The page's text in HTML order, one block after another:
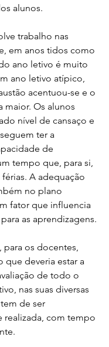
alunos.
trabalho nas
em anos tidos como
ano letivo é muito
ano letivo atípico,
acentuou-se e o
maior. Os alunos
nível de cansaço e
ter a
de
tempo que, para si,
A adequação
no plano
fator que influencia
as aprendizagens.
para os docentes,
que deveria estar a
de todo o
nas suas diversas
de ser
realizada, com tempo